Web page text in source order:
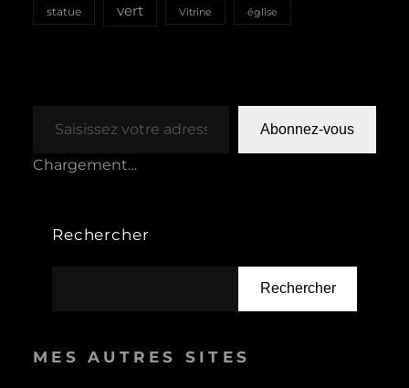
statue vert Vitrine église
Abonnez-vous
Chargement…
Rechercher
Rechercher
MES AUTRES SITES